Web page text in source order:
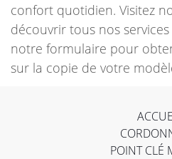
confort quotidien. Visitez
découvrir tous nos
notre formulaire pour
sur la copie de votre
POINT CLÉ